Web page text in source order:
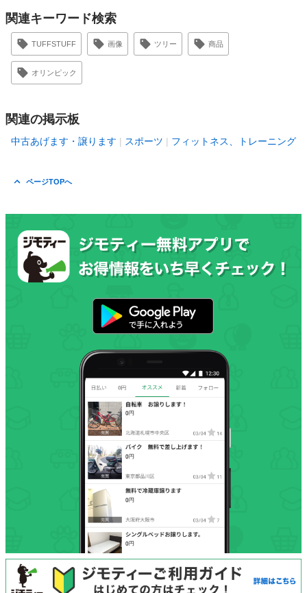
関連キーワード検索
TUFFSTUFF 画像 ツリー 商品
オリンピック
関連の掲示板
中古あげます・譲ります スポーツ フィットネス、トレーニング
ページTOPへ